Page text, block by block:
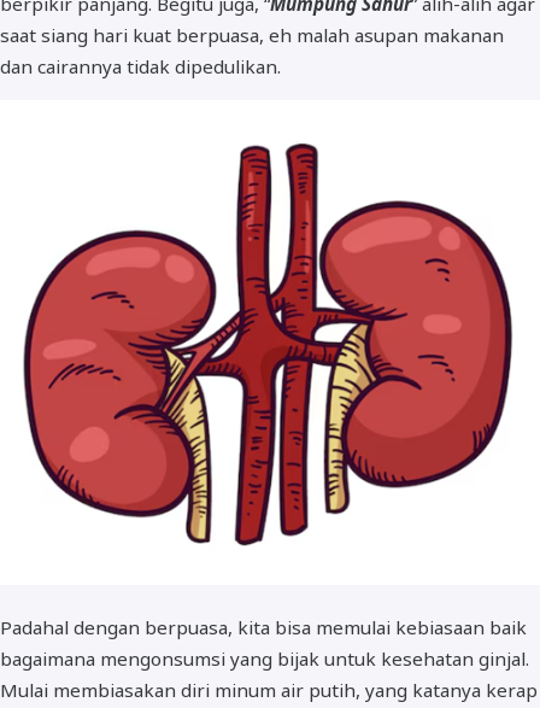
saat siang hari kuat berpuasa, eh malah asupan makanan
dan cairannya tidak dipedulikan.
Padahal dengan berpuasa, kita bisa memulai kebiasaan baik
bagaimana mengonsumsi yang bijak untuk kesehatan ginjal.
Mulai membiasakan diri minum air putih, yang katanya kerap